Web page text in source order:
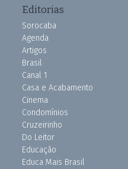
Editorias
Sorocaba
Agenda
Artigos
Brasil
Canal 1
Casa e Acabamento
Cinema
Condomínios
Cruzeirinho
Do Leitor
Educação
Educa Mais Brasil